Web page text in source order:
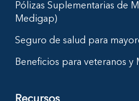
Pólizas Suplementarias de
Medigap)
Seguro de salud para
Beneficios para veteranos y